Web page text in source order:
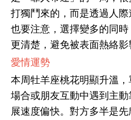
打獨鬥來的，而是透過人
也要注意，選擇變多的同
更清楚，避免被表面熱絡影
愛情運勢
本周牡羊座桃花明顯升溫
場合或朋友互動中遇到主
展速度偏快。對方多半是